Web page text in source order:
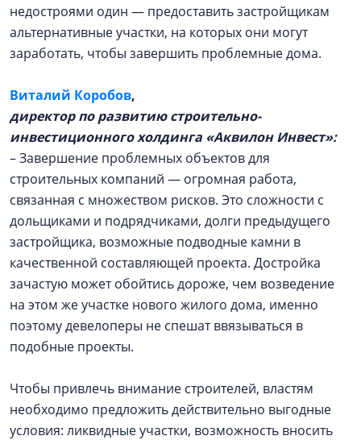
недостроями один — предоставить застройщикам
альтернативные участки, на которых они могут
заработать, чтобы завершить проблемные дома.
Виталий Коробов,
директор по развитию строительно-
инвестиционного холдинга «Аквилон Инвест»:
– Завершение проблемных объектов для
строительных компаний — огромная работа,
связанная с множеством рисков. Это сложности с
дольщиками и подрядчиками, долги предыдущего
застройщика, возможные подводные камни в
качественной составляющей проекта. Достройка
зачастую может обойтись дороже, чем возведение
на этом же участке нового жилого дома, именно
поэтому девелоперы не спешат ввязываться в
подобные проекты.
Чтобы привлечь внимание строителей, властям
необходимо предложить действительно выгодные
условия: ликвидные участки, возможность вносить